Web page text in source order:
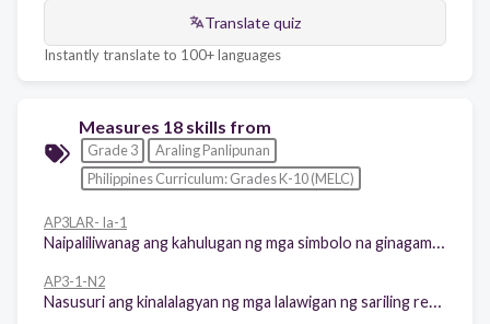
Translate quiz
Instantly translate to 100+ languages
Measures 18 skills from
Grade 3
Araling Panlipunan
Philippines Curriculum: Grades K-10 (MELC)
AP3LAR- Ia-1
AP3-1-N2